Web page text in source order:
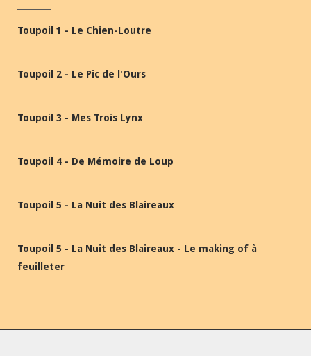
Toupoil 1 - Le Chien-Loutre
Toupoil 2 - Le Pic de l'Ours
Toupoil 3 - Mes Trois Lynx
Toupoil 4 - De Mémoire de Loup
Toupoil 5 - La Nuit des Blaireaux
Toupoil 5 - La Nuit des Blaireaux - Le making of à
feuilleter